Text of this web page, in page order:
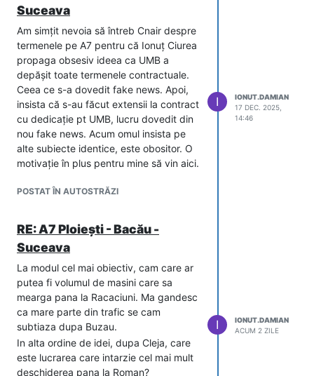
Suceava
Am simțit nevoia să întreb Cnair despre
termenele pe A7 pentru că Ionuț Ciurea
propaga obsesiv ideea ca UMB a
depășit toate termenele contractuale.
Ceea ce s-a dovedit fake news. Apoi,
insista că s-au făcut extensii la contract
cu dedicație pt UMB, lucru dovedit din
nou fake news. Acum omul insista pe
alte subiecte identice, este obositor. O
motivație în plus pentru mine să vin aici.
POSTAT ÎN AUTOSTRĂZI
I
IONUT.DAMIAN
17 DEC. 2025,
14:46
RE: A7 Ploiești - Bacău -
Suceava
La modul cel mai obiectiv, cam care ar
putea fi volumul de masini care sa
mearga pana la Racaciuni. Ma gandesc
ca mare parte din trafic se cam
subtiaza dupa Buzau.
In alta ordine de idei, dupa Cleja, care
este lucrarea care intarzie cel mai mult
deschiderea pana la Roman?
I
IONUT.DAMIAN
ACUM 2 ZILE